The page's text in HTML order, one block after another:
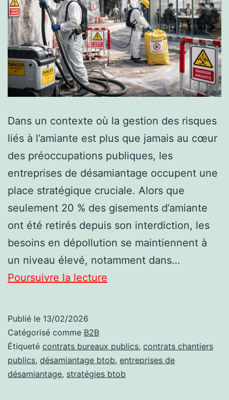
Dans un contexte où la gestion des risques
liés à l’amiante est plus que jamais au cœur
des préoccupations publiques, les
entreprises de désamiantage occupent une
place stratégique cruciale. Alors que
seulement 20 % des gisements d’amiante
ont été retirés depuis son interdiction, les
besoins en dépollution se maintiennent à
un niveau élevé, notamment dans…
Poursuivre la lecture
stratégies
BtoB
pour
Publié le 13/02/2026
Catégorisé comme B2B
Étiqueté contrats bureaux publics, contrats chantiers
publics, désamiantage btob, entreprises de
désamiantage, stratégies btob